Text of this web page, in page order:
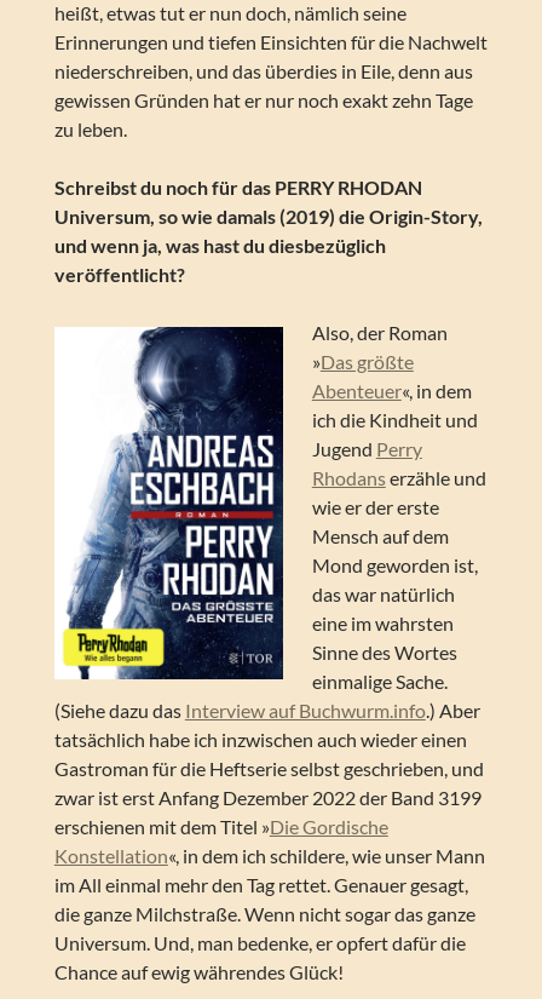
heißt, etwas tut er nun doch, nämlich seine
Erinnerungen und tiefen Einsichten für die Nachwelt
niederschreiben, und das überdies in Eile, denn aus
gewissen Gründen hat er nur noch exakt zehn Tage
zu leben.
Schreibst du noch für das PERRY RHODAN
Universum, so wie damals (2019) die Origin-Story,
und wenn ja, was hast du diesbezüglich
veröffentlicht?
Also, der Roman
»Das größte
Abenteuer«, in dem
ich die Kindheit und
Jugend Perry
Rhodanserzähle und
wie er der erste
Mensch auf dem
Mond geworden ist,
das war natürlich
eine im wahrsten
Sinne des Wortes
einmalige Sache.
(Siehe dazu das Interview auf Buchwurm.info.) Aber
tatsächlich habe ich inzwischen auch wieder einen
Gastroman für die Heftserie selbst geschrieben, und
zwar ist erst Anfang Dezember 2022 der Band 3199
erschienen mit dem Titel »Die Gordische
Konstellation«, in dem ich schildere, wie unser Mann
im All einmal mehr den Tag rettet. Genauer gesagt,
die ganze Milchstraße. Wenn nicht sogar das ganze
Universum. Und, man bedenke, er opfert dafür die
Chance auf ewig währendes Glück!